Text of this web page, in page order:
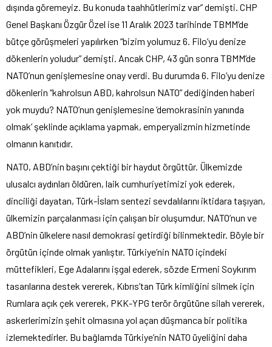
dışında göremeyiz. Bu konuda taahhütlerimiz var” demişti. CHP
Genel Başkanı Özgür Özel ise 11 Aralık 2023 tarihinde TBMM’de
bütçe görüşmeleri yapılırken “bizim yolumuz 6. Filo’yu denize
dökenlerin yoludur” demişti. Ancak CHP, 43 gün sonra TBMM’de
NATO’nun genişlemesine onay verdi. Bu durumda 6. Filo’yu denize
dökenlerin “kahrolsun ABD, kahrolsun NATO” dediğinden haberi
yok muydu? NATO’nun genişlemesine ‘demokrasinin yanında
olmak’ şeklinde açıklama yapmak, emperyalizmin hizmetinde
olmanın kanıtıdır.
NATO, ABD’nin başını çektiği bir haydut örgüttür. Ülkemizde
ulusalcı aydınları öldüren, laik cumhuriyetimizi yok ederek,
dinciliği dayatan, Türk-İslam sentezi sevdalılarını iktidara taşıyan,
ülkemizin parçalanması için çalışan bir oluşumdur. NATO’nun ve
ABD’nin ülkelere nasıl demokrasi getirdiği bilinmektedir. Böyle bir
örgütün içinde olmak yanlıştır. Türkiye’nin NATO içindeki
müttefikleri, Ege Adalarını işgal ederek, sözde Ermeni Soykırım
tasarılarına destek vererek, Kıbrıs’tan Türk kimliğini silmek için
Rumlara açık çek vererek, PKK-YPG terör örgütüne silah vererek,
askerlerimizin şehit olmasına yol açan düşmanca bir politika
izlemektedirler. Bu bağlamda Türkiye’nin NATO üyeliğini daha